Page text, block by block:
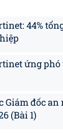
44%
ứng phó
Giám đốc
(Bài 1)